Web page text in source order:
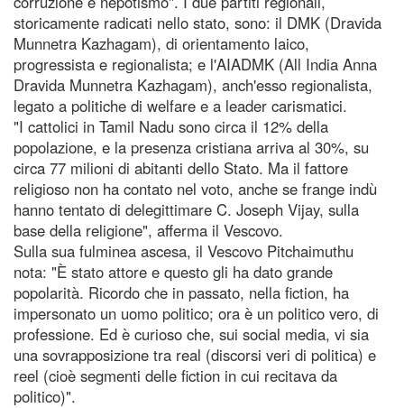
storicamente radicati nello stato, sono: il DMK (Dravida
Munnetra Kazhagam), di orientamento laico,
progressista e regionalista; e l'AIADMK (All India Anna
Dravida Munnetra Kazhagam), anch'esso regionalista,
legato a politiche di welfare e a leader carismatici.
"I cattolici in Tamil Nadu sono circa il 12% della
popolazione, e la presenza cristiana arriva al 30%, su
circa 77 milioni di abitanti dello Stato. Ma il fattore
religioso non ha contato nel voto, anche se frange indù
hanno tentato di delegittimare C. Joseph Vijay, sulla
base della religione", afferma il Vescovo.
Sulla sua fulminea ascesa, il Vescovo Pitchaimuthu
nota: "È stato attore e questo gli ha dato grande
popolarità. Ricordo che in passato, nella fiction, ha
impersonato un uomo politico; ora è un politico vero, di
professione. Ed è curioso che, sui social media, vi sia
una sovrapposizione tra real (discorsi veri di politica) e
reel (cioè segmenti delle fiction in cui recitava da
politico)".